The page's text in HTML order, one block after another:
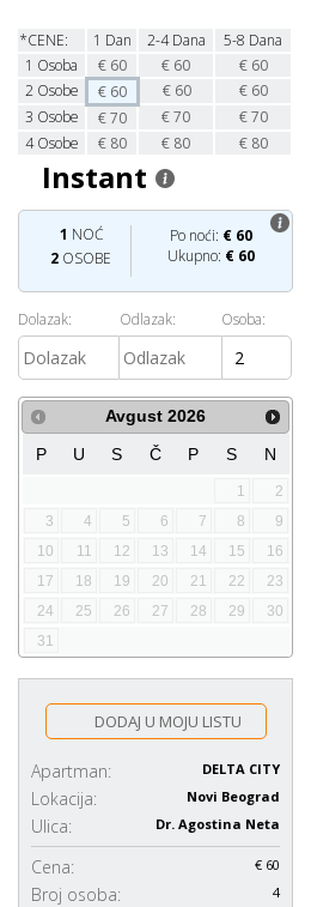
*CENE: 1 Dan 2-4 Dana
5-8 Dana
1 Osoba € 60 € 60 € 60
2 Osobe € 60 € 60 € 60
3 Osobe €70 €70 €70
4Osobe € 80 € 80 € 80
Instant
Po noći: € 60
Ukupno: € 60
1 NOĆ
2 OSOBE
Dolazak: Odlazak: Osoba:
Avgust 2026
P
U S Č P S N
1
2
3
4 5 6 7 8
9
10
11 12 13 14 15
16
17
18 19 20 21 22
23
24
25 26 27 28 29
30
31
DODAJ U MOJU LISTU
Apartman: DELTA CITY
Lokacija: Novi Beograd
Ulica: Dr. Agostina Neta
Cena: € 60
Broj osoba: 4